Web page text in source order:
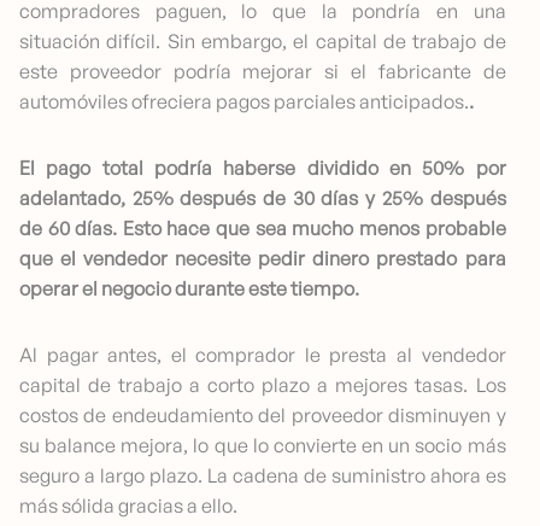
compradores paguen, lo que la pondría en una
situación difícil. Sin embargo, el capital de trabajo de
este proveedor podría mejorar si el fabricante de
automóviles ofreciera pagos parciales anticipados..
El pago total podría haberse dividido en 50% por
adelantado, 25% después de 30 días y 25% después
de 60 días. Esto hace que sea mucho menos probable
que el vendedor necesite pedir dinero prestado para
operar el negocio durante este tiempo.
Al pagar antes, el comprador le presta al vendedor
capital de trabajo a corto plazo a mejores tasas. Los
costos de endeudamiento del proveedor disminuyen y
su balance mejora, lo que lo convierte en un socio más
seguro a largo plazo. La cadena de suministro ahora es
más sólida gracias a ello.